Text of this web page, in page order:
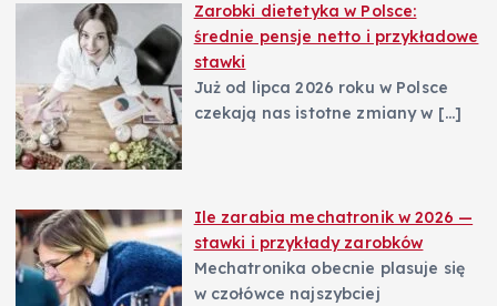
Zarobki dietetyka w Polsce:
średnie pensje netto i przykładowe
stawki
Już od lipca 2026 roku w Polsce
czekają nas istotne zmiany w […]
Ile zarabia mechatronik w 2026 —
stawki i przykłady zarobków
Mechatronika obecnie plasuje się
w czołówce najszybciej